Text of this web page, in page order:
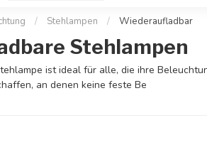
/ Stehlampen / Wiederaufladbar
Stehlampen
ist ideal für alle, die ihre
an denen keine feste Be